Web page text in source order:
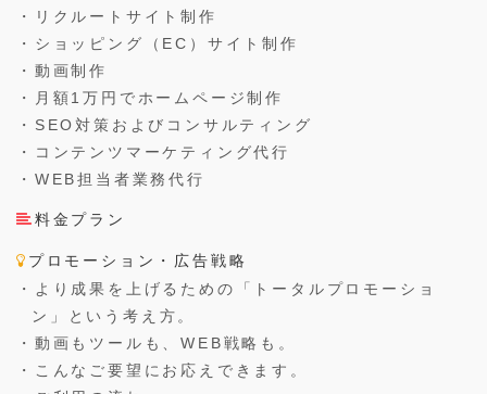
・リクルートサイト制作
・ショッピング（EC）サイト制作
・動画制作
・月額1万円でホームページ制作
・SEO対策およびコンサルティング
・コンテンツマーケティング代行
・WEB担当者業務代行
料金プラン
プロモーション・広告戦略
・より成果を上げるための「トータルプロモーショ
ン」という考え方。
・動画もツールも、WEB戦略も。
・こんなご要望にお応えできます。